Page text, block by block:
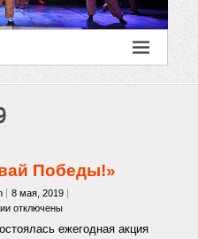
Победы!»
8 мая, 2019
котключены
ежегодная акция